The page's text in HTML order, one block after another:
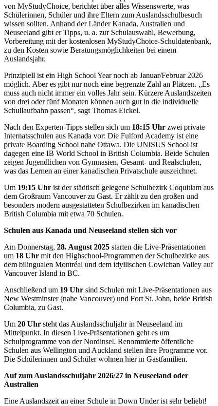
von MyStudyChoice, berichtet über alles Wissenswerte, was
Schülerinnen, Schüler und ihre Eltern zum Auslandsschulbesuch
wissen sollten. Anhand der Länder Kanada, Australien und
Neuseeland gibt er Tipps, u. a. zur Schulauswahl, Bewerbung,
Vorbereitung mit der kostenlosen MyStudyChoice-Schuldatenbank,
zu den Kosten sowie Beratungsmöglichkeiten bei einem
Auslandsjahr.
Prinzipiell ist ein High School Year noch ab Januar/Februar 2026
möglich. Aber es gibt nur noch eine begrenzte Zahl an Plätzen. „Es
muss auch nicht immer ein volles Jahr sein. Kürzere Auslandszeiten
von drei oder fünf Monaten können auch gut in die individuelle
Schullaufbahn passen“, sagt Thomas Eickel.
Nach den Experten-Tipps stellen sich um 18:15 Uhr zwei private
Internatsschulen aus Kanada vor: Die Fulford Academy ist eine
private Boarding School nahe Ottawa. Die UNISUS School ist
dagegen eine IB World School in British Columbia. Beide Schulen
zeigen Jugendlichen von Gymnasien, Gesamt- und Realschulen,
was das Lernen an einer kanadischen Privatschule auszeichnet.
Um 19:15 Uhr ist der städtisch gelegene Schulbezirk Coquitlam aus
dem Großraum Vancouver zu Gast. Er zählt zu den großen und
besonders modern ausgestatteten Schulbezirken im kanadischen
British Columbia mit etwa 70 Schulen.
Schulen aus Kanada und Neuseeland stellen sich vor
Am Donnerstag, 28. August 2025 starten die Live-Präsentationen
um 18 Uhr mit den Highschool-Programmen der Schulbezirke aus
dem bilingualen Montréal und dem idyllischen Cowichan Valley auf
Vancouver Island in BC.
Anschließend um 19 Uhr sind Schulen mit Live-Präsentationen aus
New Westminster (nahe Vancouver) und Fort St. John, beide British
Columbia, zu Gast.
Um 20 Uhr steht das Auslandsschuljahr in Neuseeland im
Mittelpunkt. In diesen Live-Präsentationen geht es um
Schulprogramme von der Nordinsel. Renommierte öffentliche
Schulen aus Wellington und Auckland stellen ihre Programme vor.
Die Schülerinnen und Schüler wohnen hier in Gastfamilien.
Auf zum Auslandsschuljahr 2026/27 in Neuseeland oder
Australien
Eine Auslandszeit an einer Schule in Down Under ist sehr beliebt!